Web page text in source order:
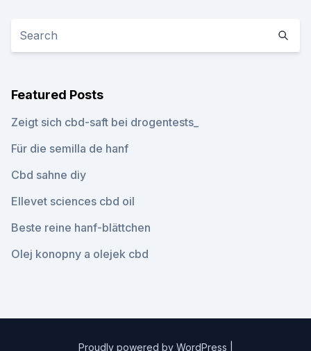
Featured Posts
Zeigt sich cbd-saft bei drogentests_
Für die semilla de hanf
Cbd sahne diy
Ellevet sciences cbd oil
Beste reine hanf-blättchen
Olej konopny a olejek cbd
Proudly powered by WordPress